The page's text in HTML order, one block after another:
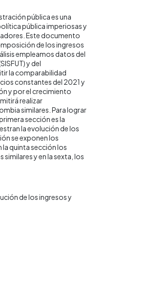
pública es una
pública imperiosas y
Este documento
de los ingresos
empleamos datos del
y del
la comparabilidad
constantes del 2021 y
y por el crecimiento
realizar
similares. Para lograr
sección es la
la evolución de los
se exponen los
la quinta sección los
y en la sexta, los
de los ingresos y